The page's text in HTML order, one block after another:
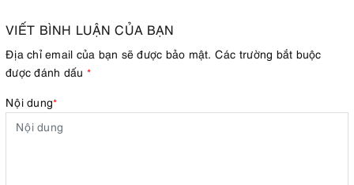
VIẾT BÌNH LUẬN CỦA BẠN
Địa chỉ email của bạn sẽ được bảo mật. Các trường bắt buộc
được đánh dấu *
Nội dung*